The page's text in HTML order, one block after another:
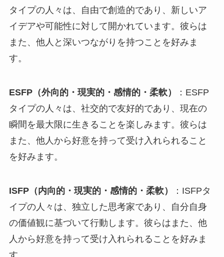
タイプの人々は、自由で創造的であり、新しいア
イデアや可能性に対して開かれています。彼らは
また、他人と深いつながりを持つことを好みま
す。
ESFP（外向的・現実的・感情的・柔軟）
：ESFP
タイプの人々は、社交的で友好的であり、現在の
瞬間を最大限に生きることを楽しみます。彼らは
また、他人から好意を持って受け入れられること
を好みます。
ISFP（内向的・現実的・感情的・柔軟）
：ISFPタ
イプの人々は、独立した思考家であり、自分自身
の価値観に基づいて行動します。彼らはまた、他
人から好意を持って受け入れられることを好みま